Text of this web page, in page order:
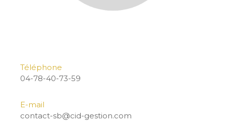
Téléphone
04-78-40-73-59
E-mail
contact-sb@cid-gestion.com